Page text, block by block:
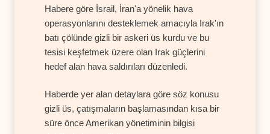
Habere göre İsrail, İran'a yönelik hava
operasyonlarını desteklemek amacıyla Irak'ın
batı çölünde gizli bir askeri üs kurdu ve bu
tesisi keşfetmek üzere olan Irak güçlerini
hedef alan hava saldırıları düzenledi.
Haberde yer alan detaylara göre söz konusu
gizli üs, çatışmaların başlamasından kısa bir
süre önce Amerikan yönetiminin bilgisi